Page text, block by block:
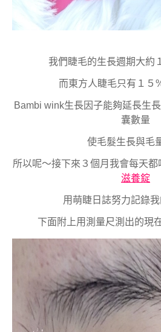
我們睫毛的生長週期大約
而東方人睫毛只有１５
Bambi wink生長因子能夠延長生
囊數量
使毛髮生長與毛
所以呢～接下來３個月我會每天都
滋養錠
用萌睫日誌努力記錄
下面附上用測量尺測出的現